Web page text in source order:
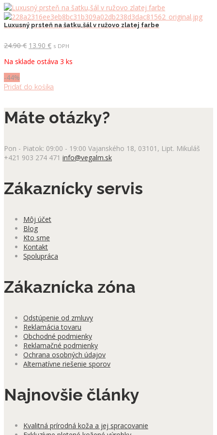
má
viacero
variantov.
si
môžete
vybrať
Luxusný prsteň na šatku,šál v ružovo zlatej farbe
24.90€ Pôvodná
bola:
13.90 €Aktuálna
je:
s DPH
Na sklade ostáva 3 ks
-44%
Pridať do košíka
Máte otázky?
Pon - Piatok: 09:00 - 19:00 Vajanského 18, 03101, Lipt. Mikuláš
+421 903 274 471 info@vegalm.sk
Zákaznícky servis
Môj účet
Blog
Kto sme
Kontakt
Spolupráca
Zákaznícka zóna
Odstúpenie od zmluvy
Reklamácia tovaru
Obchodné podmienky
Reklamačné podmienky
Ochrana osobných údajov
Alternatívne riešenie sporov
Najnovšie články
Kvalitná prírodná koža a jej spracovanie